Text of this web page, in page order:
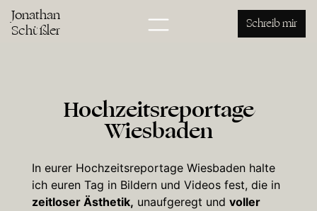
Jonathan
Schüßler Schreib mir
Hochzeitsreportage
Wiesbaden
In eurer Hochzeitsreportage Wiesbaden halte
ich euren Tag in Bildern und Videos fest, die in
zeitloser Ästhetik, unaufgeregt und voller